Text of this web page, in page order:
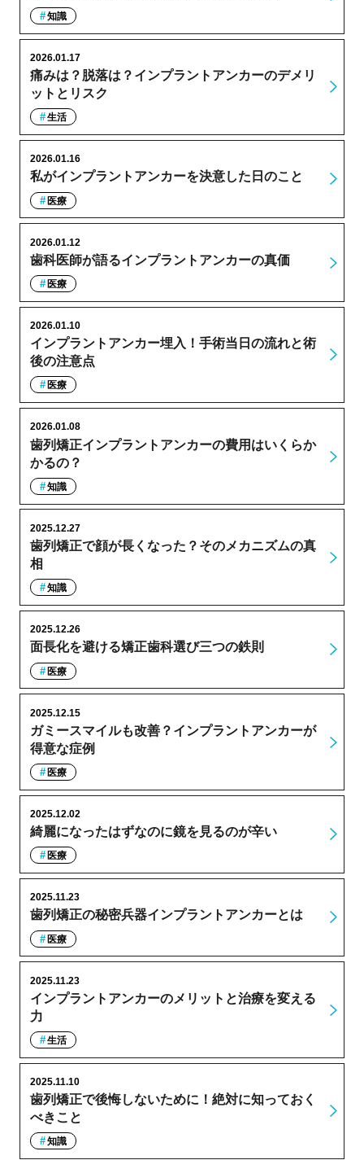
知識
痛みは？脱落は？インプラントアンカーのデメリ
ットとリスク
2026.01.17
生活
私がインプラントアンカーを決意した日のこと
2026.01.16
医療
歯科医師が語るインプラントアンカーの真価
2026.01.12
医療
インプラントアンカー埋入！手術当日の流れと術
後の注意点
2026.01.10
医療
歯列矯正インプラントアンカーの費用はいくらか
かるの？
2026.01.08
知識
歯列矯正で顔が長くなった？そのメカニズムの真
相
2025.12.27
知識
面長化を避ける矯正歯科選び三つの鉄則
2025.12.26
医療
ガミースマイルも改善？インプラントアンカーが
得意な症例
2025.12.15
医療
綺麗になったはずなのに鏡を見るのが辛い
2025.12.02
医療
歯列矯正の秘密兵器インプラントアンカーとは
2025.11.23
医療
インプラントアンカーのメリットと治療を変える
力
2025.11.23
生活
歯列矯正で後悔しないために！絶対に知っておく
べきこと
2025.11.10
知識